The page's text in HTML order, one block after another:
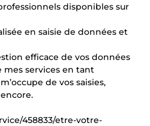
disponibles sur
en saisie de données et
efficace de vos données
services en tant
de vos saisies,
458833/etre-votre-